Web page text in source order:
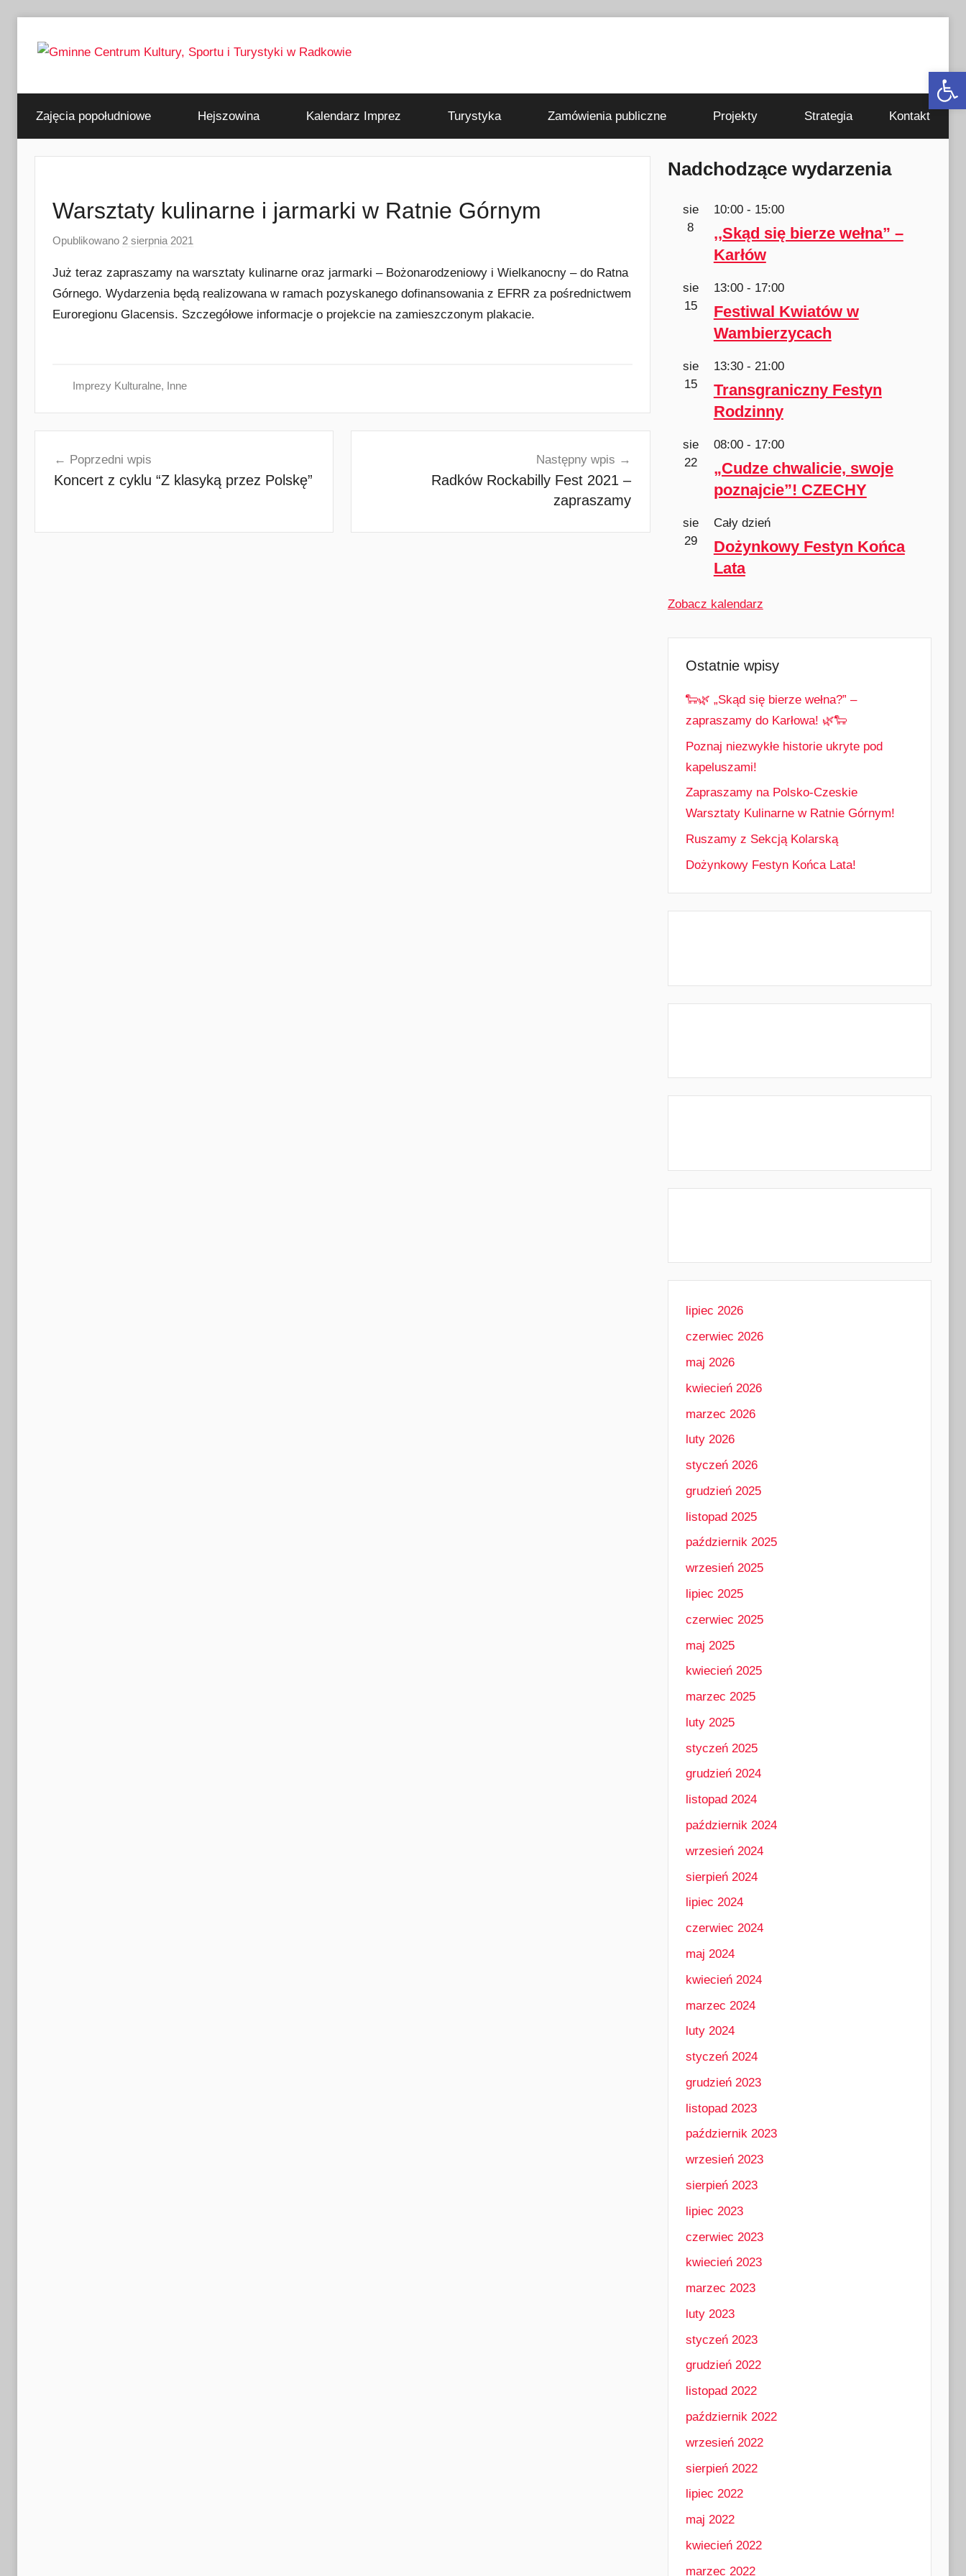
Gminne
Centrum
Sportu
Turystyki
Zajęcia popołudniowe Hejszowina Kalendarz Imprez Turystyka Zamówienia publiczne Projekty Strategia Kontakt
Warsztaty kulinarne i jarmarki w Ratnie Górnym
Opublikowano 2 sierpnia 2021
z
e
z
Już teraz zapraszamy na warsztaty kulinarne oraz jarmarki – Bożonarodzeniowy i Wielkanocny – do Ratna
Górnego. Wydarzenia będą realizowana w ramach pozyskanego dofinansowania z EFRR za pośrednictwem
Euroregionu Glacensis. Szczegółowe informacje o projekcie na zamieszczonym plakacie.
Imprezy Kulturalne, Inne
wpisuPoprzedni wpis
Koncert z cyklu “Z klasyką przez Polskę”
Następny wpis
Radków Rockabilly Fest 2021 –
zapraszamy
Nadchodzące wydarzenia
sie
8
10:00- 15:00
,,Skąd się bierze wełna” –
Karłów
sie
15
13:00- 17:00
Festiwal Kwiatów w
Wambierzycach
sie
15
13:30- 21:00
Transgraniczny Festyn
Rodzinny
sie
22
08:00- 17:00
„Cudze chwalicie, swoje
poznajcie”! CZECHY
sie
29
Cały dzień
Dożynkowy Festyn Końca
Lata
Zobacz kalendarz
Ostatnie wpisy
🐑🌿 „Skąd się bierze wełna?” –
zapraszamy do Karłowa! 🌿🐑
Poznaj niezwykłe historie ukryte pod
kapeluszami!
Zapraszamy na Polsko-Czeskie
Warsztaty Kulinarne w Ratnie Górnym!
Ruszamy z Sekcją Kolarską
Dożynkowy Festyn Końca Lata!
lipiec 2026
czerwiec 2026
maj 2026
kwiecień 2026
marzec 2026
luty 2026
styczeń 2026
grudzień 2025
listopad 2025
październik 2025
wrzesień 2025
lipiec 2025
czerwiec 2025
maj 2025
kwiecień 2025
marzec 2025
luty 2025
styczeń 2025
grudzień 2024
listopad 2024
październik 2024
wrzesień 2024
sierpień 2024
lipiec 2024
czerwiec 2024
maj 2024
kwiecień 2024
marzec 2024
luty 2024
styczeń 2024
grudzień 2023
listopad 2023
październik 2023
wrzesień 2023
sierpień 2023
lipiec 2023
czerwiec 2023
kwiecień 2023
marzec 2023
luty 2023
styczeń 2023
grudzień 2022
listopad 2022
październik 2022
wrzesień 2022
sierpień 2022
lipiec 2022
maj 2022
kwiecień 2022
marzec 2022